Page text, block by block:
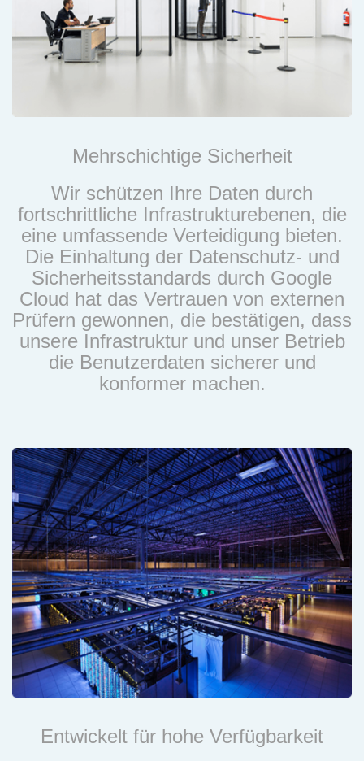
Mehrschichtige Sicherheit
Wir schützen Ihre Daten durch
fortschrittliche Infrastrukturebenen, die
eine umfassende Verteidigung bieten.
Die Einhaltung der Datenschutz- und
Sicherheitsstandards durch Google
Cloud hat das Vertrauen von externen
Prüfern gewonnen, die bestätigen, dass
unsere Infrastruktur und unser Betrieb
die Benutzerdaten sicherer und
konformer machen.
Entwickelt für hohe Verfügbarkeit